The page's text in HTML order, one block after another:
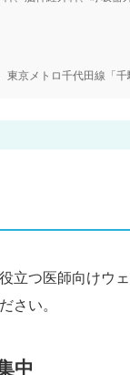
立つ医師向けウ
さい。
中